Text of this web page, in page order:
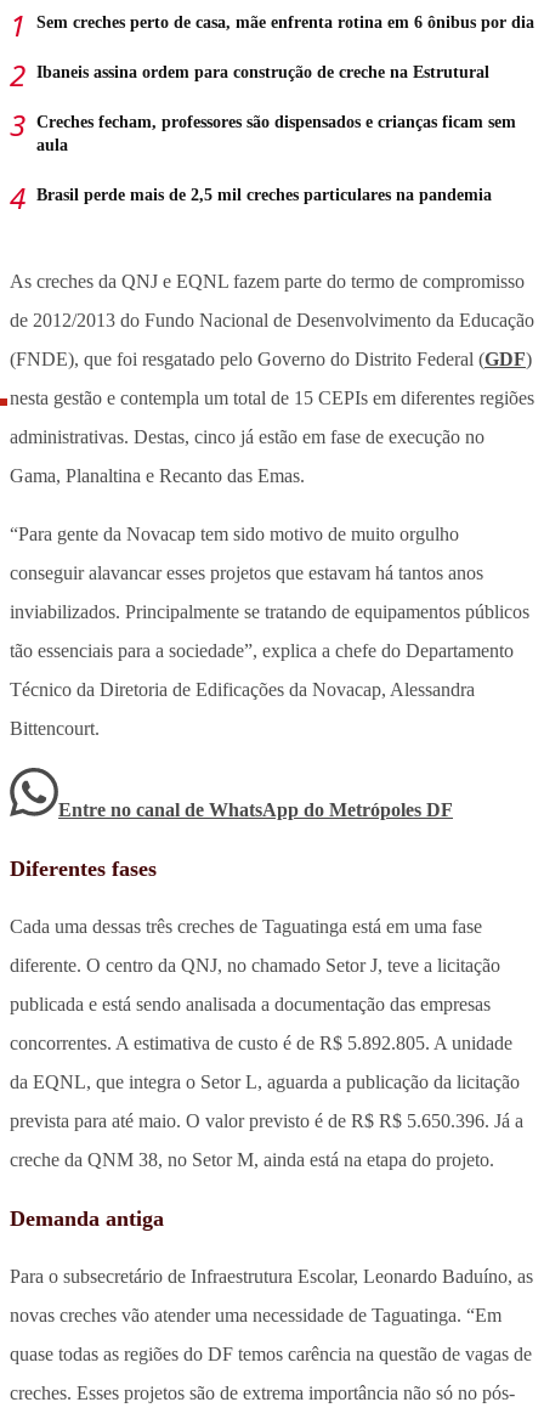
Sem creches perto de casa, mãe enfrenta rotina em 6 ônibus por dia
Ibaneis assina ordem para construção de creche na Estrutural
Creches fecham, professores são dispensados e crianças ficam sem
aula
Brasil perde mais de 2,5 mil creches particulares na pandemia
As creches da QNJ e EQNL fazem parte do termo de compromisso
de 2012/2013 do Fundo Nacional de Desenvolvimento da Educação
(FNDE), que foi resgatado pelo Governo do Distrito Federal (GDF)
nesta gestão e contempla um total de 15 CEPIs em diferentes regiões
administrativas. Destas, cinco já estão em fase de execução no
Gama, Planaltina e Recanto das Emas.
“Para gente da Novacap tem sido motivo de muito orgulho
conseguir alavancar esses projetos que estavam há tantos anos
inviabilizados. Principalmente se tratando de equipamentos públicos
tão essenciais para a sociedade”, explica a chefe do Departamento
Técnico da Diretoria de Edificações da Novacap, Alessandra
Bittencourt.
Entre no canal de WhatsApp do Metrópoles DF
Diferentes fases
Cada uma dessas três creches de Taguatinga está em uma fase
diferente. O centro da QNJ, no chamado Setor J, teve a licitação
publicada e está sendo analisada a documentação das empresas
concorrentes. A estimativa de custo é de R$ 5.892.805. A unidade
da EQNL, que integra o Setor L, aguarda a publicação da licitação
prevista para até maio. O valor previsto é de R$ R$ 5.650.396. Já a
creche da QNM 38, no Setor M, ainda está na etapa do projeto.
Demanda antiga
Para o subsecretário de Infraestrutura Escolar, Leonardo Baduíno, as
novas creches vão atender uma necessidade de Taguatinga. “Em
quase todas as regiões do DF temos carência na questão de vagas de
creches. Esses projetos são de extrema importância não só no pós-